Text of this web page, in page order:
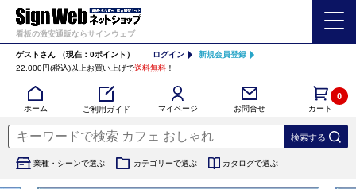
看板の激安通販ならサインウェブ
ゲストさん （現在：0ポイント） ログイン
新規会員登録
22,000円(税込)以上お買い上げで送料無料 ！
ホーム ご利用ガイド マイページ お問合せ カート
0
業種・シーンで選ぶ カテゴリーで選ぶ カタログで選ぶ